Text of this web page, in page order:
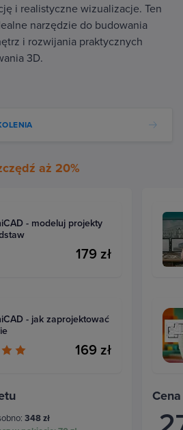
i realistyczne wizualizacje. Ten
narzędzie do budowania
i rozwijania praktycznych
3D.
aż 20%
- modeluj projekty
179 zł
- jak zaprojektować
169 zł
348 zł